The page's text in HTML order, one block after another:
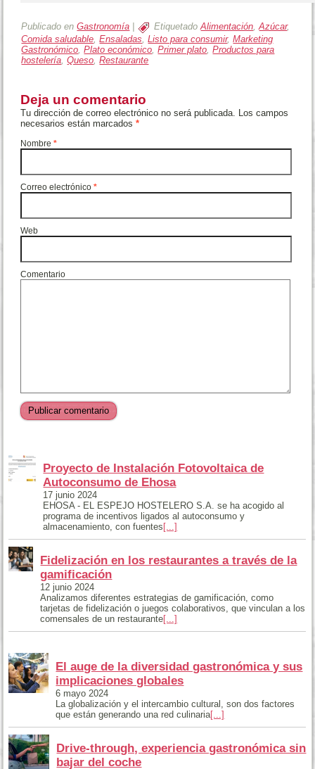
Publicado en Gastronomía Etiquetado Alimentación,Azúcar,
Comida saludable ,Ensaladas ,Listo para consumir,Marketing
Gastronómico ,Plato económico ,Primer plato ,Productos para
hostelería ,Queso ,Restaurante
Deja un comentario
Tu dirección de correo electrónico no será publicada. Los campos
necesarios están marcados*
Nombre*
Correo electrónico*
Web
Comentario
Proyecto de Instalación Fotovoltaica de
Autoconsumo de Ehosa
17 junio 2024
EHOSA - EL ESPEJO HOSTELERO S.A. se ha acogido al
programa de incentivos ligados al autoconsumo y
almacenamiento, con fuentes[...]
Fidelización en los restaurantes a través de la
gamificación
12 junio 2024
Analizamos diferentes estrategias de gamificación, como
tarjetas de fidelización o juegos colaborativos, que vinculan a los
comensales de un restaurante[...]
El auge de la diversidad gastronómica y sus
implicaciones globales
6 mayo 2024
La globalización y el intercambio cultural, son dos factores
que están generando una red culinaria[...]
Drive-through, experiencia gastronómica sin
bajar del coche